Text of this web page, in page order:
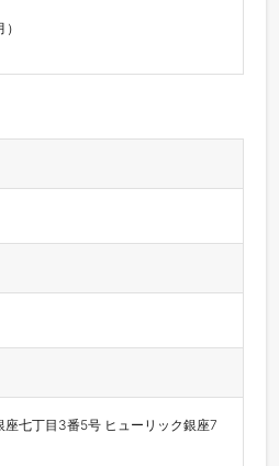
七丁目3番5号 ヒューリック銀座7